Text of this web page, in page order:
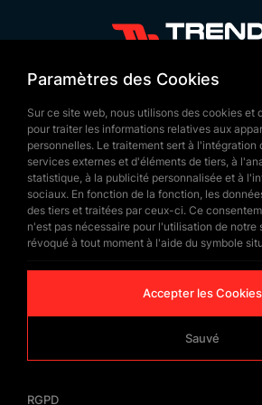
flotte principalement sur les
gouvernementales encore en
Vente en Gros de
de la
La vente en gros de
essentielle pour les grandes
événements nécessitant un
drapeaux. Ce service permet
et à prix avantageux des
drapeaux de la Syrie sont
d’événements culturels, dans
travers le monde. Fabriqués à
+90 532 646 60 58
+90 532 577 60 57
bilgi@trendbayrak.com
Uğur Mumcu Mah. Eski
Cad. No : 554-556 İç
SULTANGAZİ /İSTANBUL
Paramètres des Cookies
Sur ce site web, nous utilisons des cookies et
pour traiter les informations relatives aux
personnelles. Le traitement sert à l'intégration
services externes et d'éléments de tiers, à
statistique, à la publicité personnalisée et à
sociaux. En fonction de la fonction, les
des tiers et traitées par ceux-ci. Ce
n'est pas nécessaire pour l'utilisation de notre
révoqué à tout moment à l'aide du symbole
Accepter les Cookies
Sauvé
RGPD